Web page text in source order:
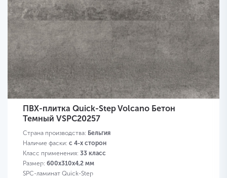
ПВХ-плитка Quick-Step Volcano Бетон
Темный VSPC20257
Страна производства: Бельгия
Наличие фаски: с 4-х сторон
Класс применения: 33 класс
Размер: 600х310х4,2 мм
SPC-ламинат Quick-Step